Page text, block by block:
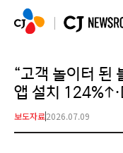
“고객 놀이터 된
앱 설치
보도자료2026.07.09